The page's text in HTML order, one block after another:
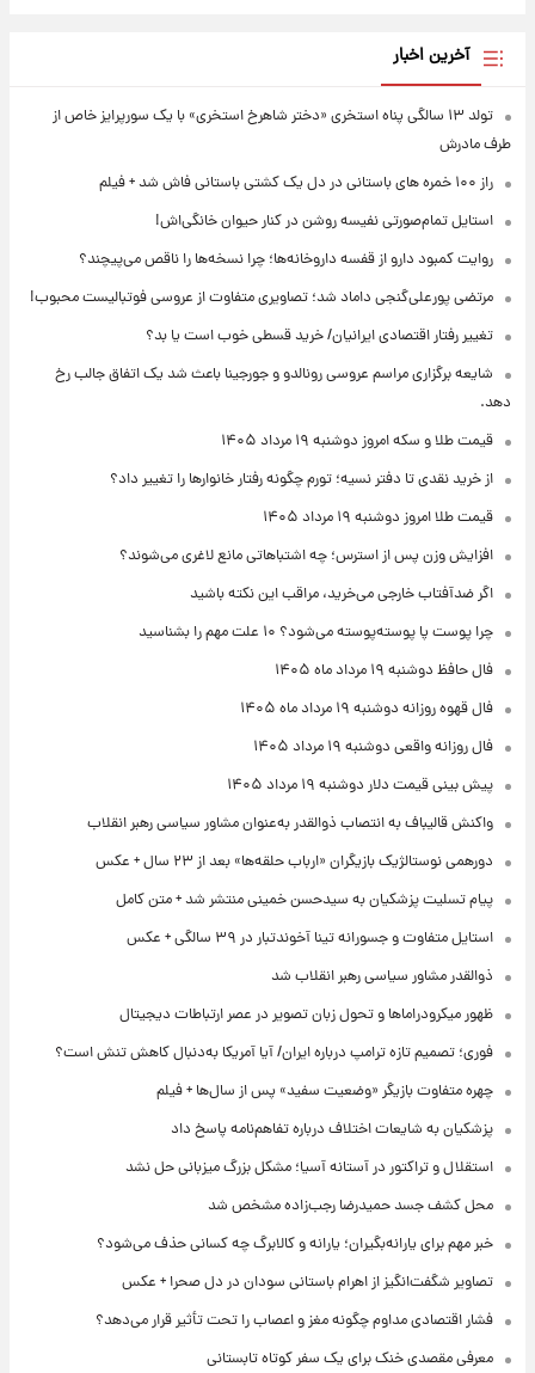
آخرین اخبار
تولد ۱۳ سالگی پناه استخری «دختر شاهرخ استخری» با یک سورپرایز خاص از
طرف مادرش
راز ۱۰۰ خمره های باستانی در دل یک کشتی باستانی فاش شد + فیلم
استایل تمام‌صورتی نفیسه روشن در کنار حیوان خانگی‌اش!
روایت کمبود دارو از قفسه داروخانه‌ها؛ چرا نسخه‌ها را ناقص می‌پیچند؟
مرتضی پورعلی‌گنجی داماد شد؛ تصاویری متفاوت از عروسی فوتبالیست محبوب!
تغییر رفتار اقتصادی ایرانیان/ خرید قسطی خوب است یا بد؟
شایعه برگزاری مراسم عروسی رونالدو و جورجینا باعث شد یک اتفاق جالب رخ
دهد.
قیمت طلا و سکه امروز دوشنبه ۱۹ مرداد ۱۴۰۵
از خرید نقدی تا دفتر نسیه؛ تورم چگونه رفتار خانوارها را تغییر داد؟
قیمت طلا امروز دوشنبه ۱۹ مرداد ۱۴۰۵
افزایش وزن پس از استرس؛ چه اشتباهاتی مانع لاغری می‌شوند؟
اگر ضدآفتاب خارجی می‌خرید، مراقب این نکته باشید
چرا پوست پا پوسته‌پوسته می‌شود؟ ۱۰ علت مهم را بشناسید
فال حافظ دوشنبه ۱۹ مرداد ماه ۱۴۰۵
فال قهوه روزانه دوشنبه ۱۹ مرداد ماه ۱۴۰۵
فال روزانه واقعی دوشنبه ۱۹ مرداد ۱۴۰۵
پیش‌ بینی قیمت دلار دوشنبه ۱۹ مرداد ۱۴۰۵
واکنش قالیباف به انتصاب ذوالقدر به‌عنوان مشاور سیاسی رهبر انقلاب
دورهمی نوستالژیک بازیگران «ارباب حلقه‌ها» بعد از ۲۳ سال + عکس
پیام تسلیت پزشکیان به سیدحسن خمینی منتشر شد + متن کامل
استایل متفاوت و جسورانه تینا آخوندتبار در ۳۹ سالگی + عکس
ذوالقدر مشاور سیاسی رهبر انقلاب شد
ظهور میکرودراماها و تحول زبان تصویر در عصر ارتباطات دیجیتال
فوری؛ تصمیم تازه ترامپ درباره ایران/ آیا آمریکا به‌دنبال کاهش تنش است؟
چهره متفاوت بازیگر «وضعیت سفید» پس از سال‌ها + فیلم
پزشکیان به شایعات اختلاف درباره تفاهم‌نامه پاسخ داد
استقلال و تراکتور در آستانه آسیا؛ مشکل بزرگ میزبانی حل نشد
محل کشف جسد حمیدرضا رجب‌زاده مشخص شد
خبر مهم برای یارانه‌بگیران؛ یارانه و کالابرگ چه کسانی حذف می‌شود؟
تصاویر شگفت‌انگیز از اهرام باستانی سودان در دل صحرا + عکس
فشار اقتصادی مداوم چگونه مغز و اعصاب را تحت تأثیر قرار می‌دهد؟
معرفی مقصدی خنک برای یک سفر کوتاه تابستانی